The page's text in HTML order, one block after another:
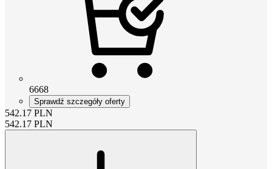
6668
Sprawdź szczegóły oferty
542.17 PLN
542.17 PLN